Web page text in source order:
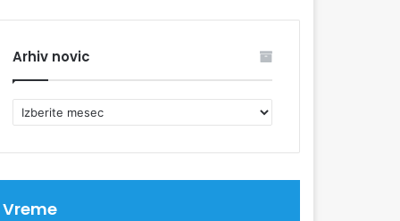
Arhiv novic
r
v
n
Vreme